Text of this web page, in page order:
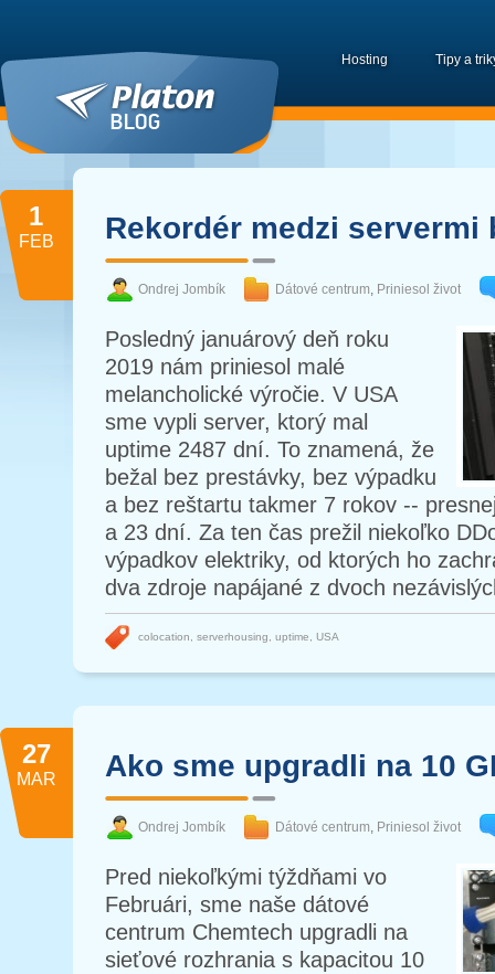
Hosting Tipy a
1
FEB Rekordér medzi servermi
Ondrej Jombík Dátové centrum, Priniesol život
Posledný januárový deň roku
2019 nám priniesol malé
melancholické výročie. V USA
sme vypli server, ktorý mal
uptime 2487 dní. To znamená, že
bežal bez prestávky, bez výpadku
a bez reštartu takmer 7 rokov --
a 23 dní. Za ten čas prežil niekoľko
výpadkov elektriky, od ktorých ho
dva zdroje napájané z dvoch
colocation serverhousing uptime USA
27
MAR Ako sme upgradli na 10
Ondrej Jombík Dátové centrum, Priniesol život
Pred niekoľkými týždňami vo
Februári, sme naše dátové
centrum Chemtech upgradli na
sieťové rozhrania s kapacitou 10